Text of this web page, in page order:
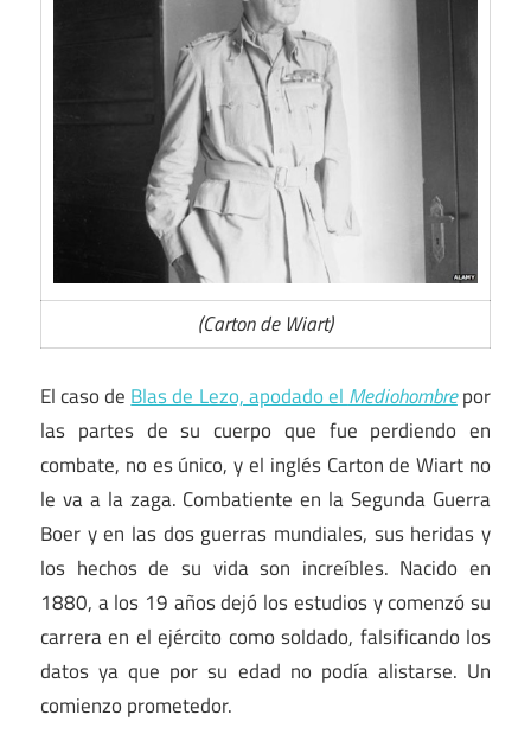
(Carton de Wiart)
El caso de Blas de Lezo, apodado el Mediohombrepor
las partes de su cuerpo que fue perdiendo en
combate, no es único, y el inglés Carton de Wiart no
le va a la zaga. Combatiente en la Segunda Guerra
Boer y en las dos guerras mundiales, sus heridas y
los hechos de su vida son increíbles. Nacido en
1880, a los 19 años dejó los estudios y comenzó su
carrera en el ejército como soldado, falsificando los
datos ya que por su edad no podía alistarse. Un
comienzo prometedor.